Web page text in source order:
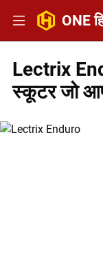
ONE
Lectrix
स्कूटर जो